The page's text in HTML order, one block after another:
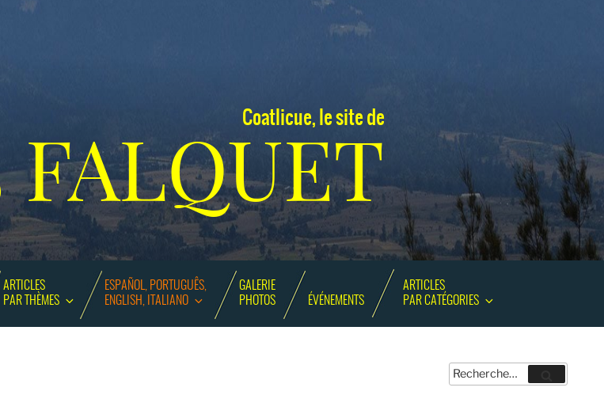
Coatlicue, le site de
FALQUET
ARTICLES
PAR THÈMES
ESPAÑOL, PORTUGUÊS,
ENGLISH, ITALIANO
GALERIE
PHOTOS
ÉVÉNEMENTS
ARTICLES
PAR CATÉGORIES
Recherche
pour
Recherche